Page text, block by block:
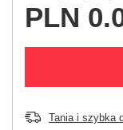
PLN
Tania i szybka